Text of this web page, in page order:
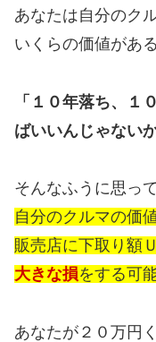
あなたは自分のク
いくらの価値があ
「１０年落ち、１
ばいいんじゃない
そんなふうに思っ
自分のクルマの価
販売店に下取り額
大きな損をする可
あなたが２０万円